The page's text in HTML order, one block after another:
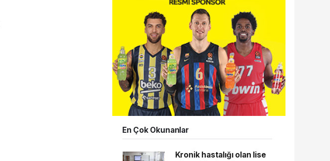
En Çok Okunanlar
Kronik hastalığı olan lise